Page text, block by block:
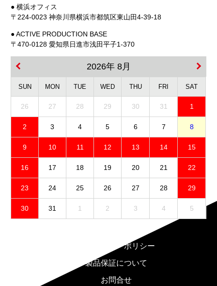
● 横浜オフィス
〒224-0023 神奈川県横浜市都筑区東山田4-39-18
● ACTIVE PRODUCTION BASE
〒470-0128 愛知県日進市浅田平子1-370
2026年 8月
SUN MON TUE WED THU FRI SAT
26 27 28 29 30 31 1
2 3 4 5 6 7 8
9 10 11 12 13 14 15
16 17 18 19 20 21 22
23 24 25 26 27 28 29
30 31 1 2 3 4 5
プライバシーポリシー
製品保証について
お問合せ